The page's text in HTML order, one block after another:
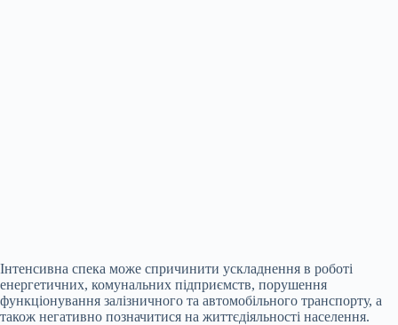
Інтенсивна спека може спричинити ускладнення в роботі
енергетичних, комунальних підприємств, порушення
функціонування залізничного та автомобільного транспорту, а
також негативно позначитися на життєдіяльності населення.